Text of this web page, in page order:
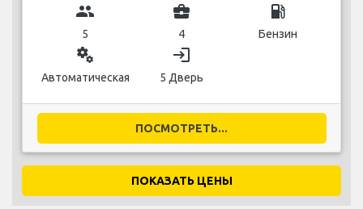
group
5
business_center
4
local_gas_station
Бензин
miscellaneous_services
Автоматическая
login
5 Дверь
ПОСМОТРЕТЬ...
ПОКАЗАТЬ ЦЕНЫ